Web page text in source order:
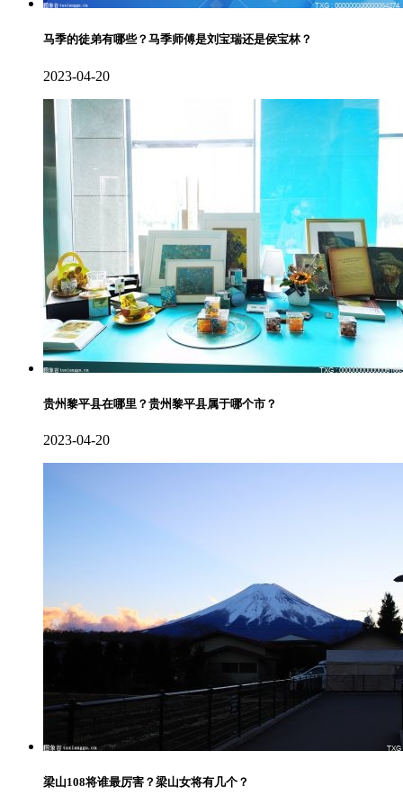
马季的徒弟有哪些？马季师傅是刘宝瑞还是侯宝林？
2023-04-20
贵州黎平县在哪里？贵州黎平县属于哪个市？
2023-04-20
梁山108将谁最厉害？梁山女将有几个？